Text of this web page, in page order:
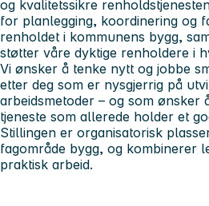
og kvalitetssikre
for planlegging, koordinering og
renholdet i kommunens bygg,
støtter våre dyktige renholdere i
Vi ønsker å tenke nytt og jobbe
etter deg som er nysgjerrig på
arbeidsmetoder – og som ønsker
tjeneste som allerede holder et
Stillingen er organisatorisk
fagområde bygg, og kombinerer
praktisk arbeid.